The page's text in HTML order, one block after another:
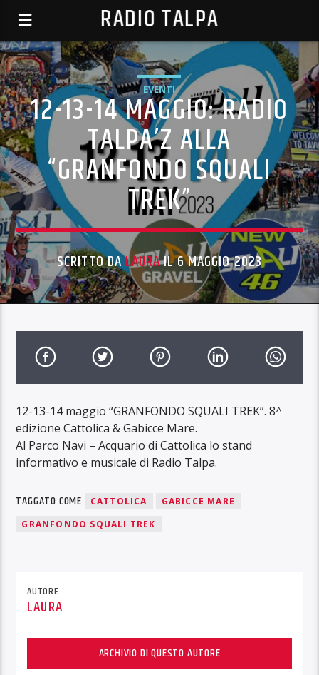
RADIO TALPA
EVENTI
12-13-14 MAGGIO: RADIO
TALPA’Z ALLA
“GRANFONDO SQUALI
TREK”
SCRITTO DALAURAIL 6 MAGGIO 2023
12-13-14 maggio “GRANFONDO SQUALI TREK”. 8^
edizione Cattolica & Gabicce Mare.
Al Parco Navi – Acquario di Cattolica lo stand
informativo e musicale di Radio Talpa.
TAGGATO COME CATTOLICA
GABICCE MARE
GRANFONDO SQUALI TREK
AUTORE
LAURA
ARCHIVIO DI QUESTO AUTORE